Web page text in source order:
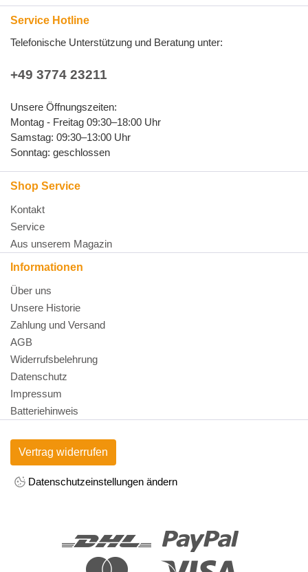
Service Hotline
Telefonische Unterstützung und Beratung unter:
+49 3774 23211
Unsere Öffnungszeiten:
Montag - Freitag 09:30–18:00 Uhr
Samstag: 09:30–13:00 Uhr
Sonntag: geschlossen
Shop Service
Kontakt
Service
Aus unserem Magazin
Informationen
Über uns
Unsere Historie
Zahlung und Versand
AGB
Widerrufsbelehrung
Datenschutz
Impressum
Batteriehinweis
Vertrag widerrufen
Datenschutzeinstellungen ändern